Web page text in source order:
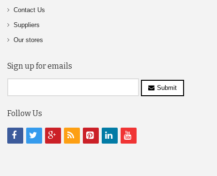
Contact Us
Suppliers
Our stores
Sign up for emails
Submit
Follow Us